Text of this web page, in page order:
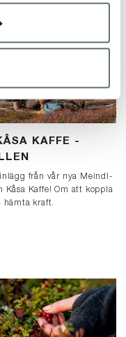
KAFFE -
från vår nya Meindl-
Kåsa Kaffe! Om att koppla
hämta kraft.